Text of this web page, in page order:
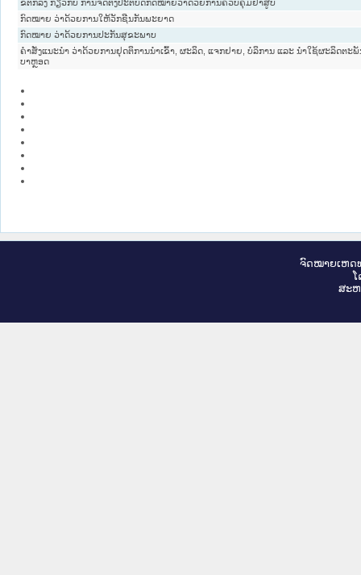
ຂໍ້ຕົກລົງ ກ່ຽວກັບ ການຈັດຕັ້ງປະຕິບັດກົດໝາຍວ່າດ້ວຍການຄວບຄຸມຢາສູບ
ກົດໝາຍ ວ່າດ້ວຍການໃຫ້ວັກຊີນກັນພະຍາດ
ກົດໝາຍ ວ່າດ້ວຍການປະກັນສຸຂະພາບ
ຄໍາສັ່ງແນະນໍາ ວ່າດ້ວຍການຢຸດຕິການນໍາເຂົ້າ, ຜະລິດ, ແຈກຢາຍ, ບໍລິການ ແລະ ນໍາໃຊ້ຜະລິດຕະ
ບາຫຼອດ
ຈົດ​ໝາຍ​ເຫດ​
ສະ​ຫ